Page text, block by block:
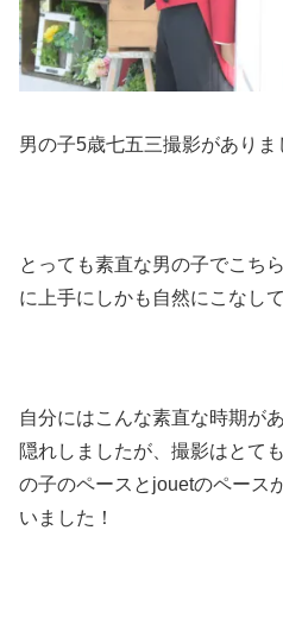
男の子5歳七五三撮影がありま
とっても素直な男の子でこち
に上手にしかも自然にこなし
自分にはこんな素直な時期が
隠れしましたが、撮影はとて
の子のペースとjouetのペース
いました！